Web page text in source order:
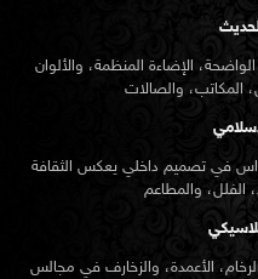
الإضاءة المنظمة، والألوان
في تصميم داخلي يعكس الثقافة
الأعمدة، والزخارف في مجالس